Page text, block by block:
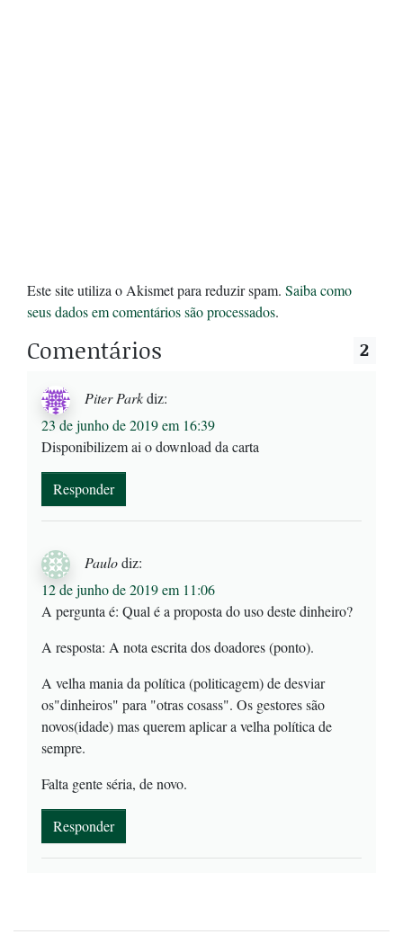
Este site utiliza o Akismet para reduzir spam. Saiba como
seus dados em comentários são processados.
Comentários 2
Piter Parkdiz:
23 de junho de 2019 em 16:39
Disponibilizem ai o download da carta
Responder
Paulodiz:
12 de junho de 2019 em 11:06
A pergunta é: Qual é a proposta do uso deste dinheiro?
A resposta: A nota escrita dos doadores (ponto).
A velha mania da política (politicagem) de desviar
os"dinheiros" para "otras cosass". Os gestores são
novos(idade) mas querem aplicar a velha política de
sempre.
Falta gente séria, de novo.
Responder